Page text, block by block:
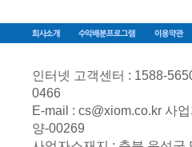
인터넷 고객센터 : 1588-
0466
E-mail : cs@xiom.co.kr사업
양-00269